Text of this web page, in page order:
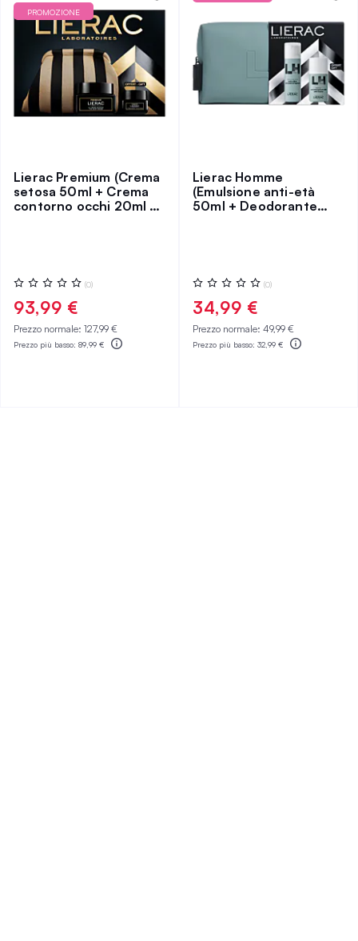
PROMOZIONE
Lierac Premium (Crema
setosa 50ml + Crema
contorno occhi 20ml +
Valutazione:
0%
(0)
93,99 €
Prezzo normale: 127,99 €
Prezzo più basso: 89,99 €
Lierac Homme
(Emulsione anti-età
50ml + Deodorante
Valutazione:
0%
(0)
34,99 €
Prezzo normale: 49,99 €
Prezzo più basso: 32,99 €